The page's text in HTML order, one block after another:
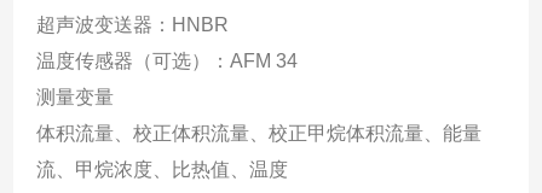
超声波变送器：HNBR
温度传感器（可选）：AFM 34
测量变量
体积流量、校正体积流量、校正甲烷体积流量、能量
流、甲烷浓度、比热值、温度